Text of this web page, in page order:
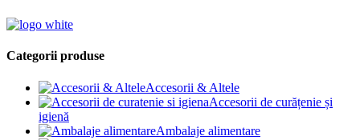
Categorii produse
Accesorii & Altele
Accesorii de curățenie și
igienă
Ambalaje alimentare